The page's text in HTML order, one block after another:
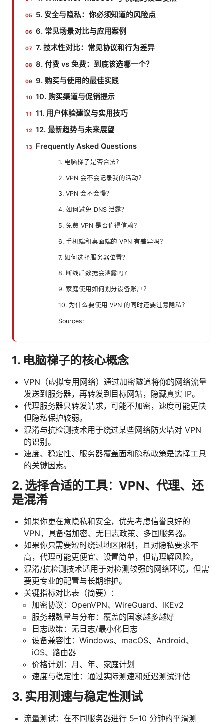
5. 安全与隐私：你必须知道的风险点
6. 常见场景对比与应用案例
7. 技术性对比：常见协议和行为差异
8. 付费 vs 免费：到底该选哪一个？
9. 购买与使用的最佳实践
10. 购买渠道与促销提示
11. 用户体验建议与实用技巧
12. 最新趋势与未来展望
Frequently Asked Questions
1. 电脑梯子是否合法？
2. VPN 会不会记录我的活动？
3. VPN 会不会慢？
4. 如何避免 DNS 泄露？
5. 免费 VPN 是否值得信赖？
6. 手机端和桌面端的 VPN 有差异吗？
7. 如何选择服务器位置？
8. 断线后数据会泄露吗？
9. 家庭使用如何划分设备账户？
10. 为什么要使用 VPN 的同时还要注意隐私？
Sources:
1. 电脑梯子的核心概念
VPN（虚拟专用网络）通过加密隧道将你的网络流量
发送到服务器，再转发到目标网站，隐藏真实 IP。
代理服务器只转发请求，可能不加密，速度可能更快
但隐私保护较弱。
混淆与抗检测技术用于绕过某些网络防火墙对 VPN
的识别。
速度、稳定性、服务器覆盖面和隐私政策是选择工具
的关键因素。
2. 选择合适的工具：VPN、代理、还
是混淆
如果你更在意隐私和安全，优先考虑信誉良好的
VPN，具备强加密、无日志政策、多国服务器。
如果你只需要短时绕过地区限制，且对隐私要求不
高，代理可能更便宜、设置简单，但请理解风险。
混淆/抗检测技术适用于对检测较强的网络环境，但需
要更专业的配置与长期维护。
关键指标对比表（简要）：
加密协议：OpenVPN、WireGuard、IKEv2
服务器数量与分布：覆盖的国家越多越好
日志政策：无日志/最小化日志
设备兼容性：Windows、macOS、Android、
iOS、路由器
价格计划：月、年、家庭计划
速度与稳定性：通过实际测速和延迟测试评估
3. 实用测速与稳定性测试
流量测试：在不同服务器进行 5–10 分钟的平滑测